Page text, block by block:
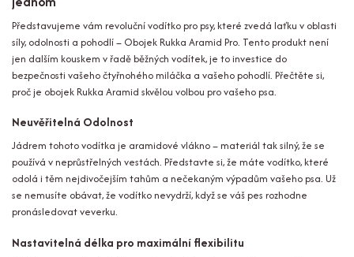
Představujeme vám revoluční vodítko pro psy, které zvedá laťku v oblasti
síly, odolnosti a pohodlí – Obojek Rukka Aramid Pro. Tento produkt není
jen dalším kouskem v řadě běžných vodítek, je to investice do
bezpečnosti vašeho čtyřnohého miláčka a vašeho pohodlí. Přečtěte si,
proč je obojek Rukka Aramid skvělou volbou pro vašeho psa.
Neuvěřitelná Odolnost
Jádrem tohoto vodítka je aramidové vlákno – materiál tak silný, že se
používá v neprůstřelných vestách. Představte si, že máte vodítko, které
odolá i těm nejdivočejším tahům a nečekaným výpadům vašeho psa. Už
se nemusíte obávat, že vodítko nevydrží, když se váš pes rozhodne
pronásledovat veverku.
Nastavitelná délka pro maximální flexibilitu